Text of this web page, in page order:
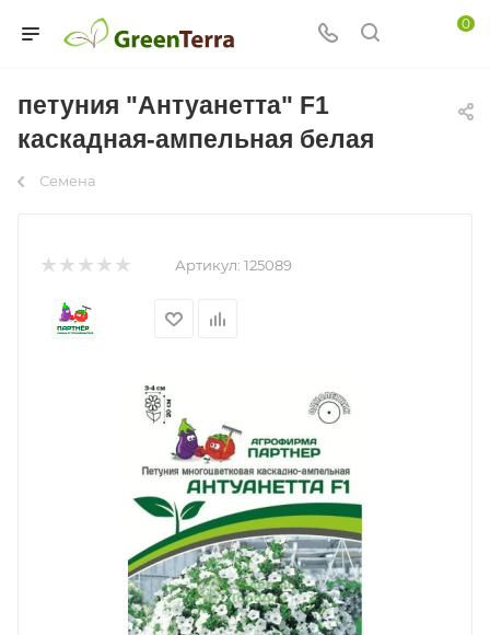
0
петуния "Антуанетта" F1
каскадная-ампельная белая
Семена
Артикул: 125089